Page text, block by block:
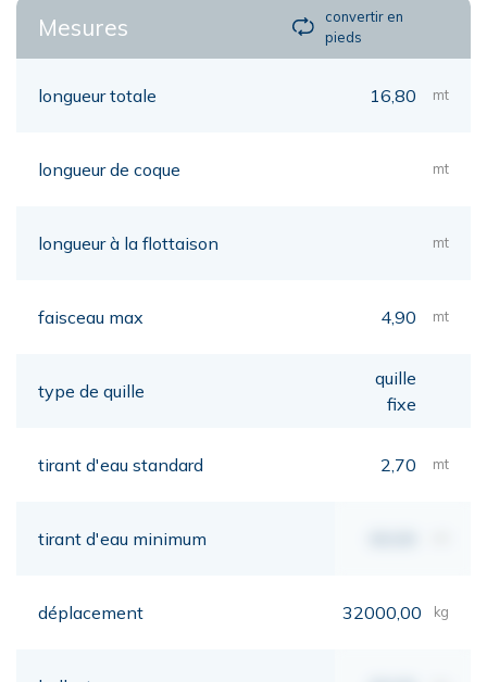
Mesures
convertir en
pieds
longueur totale 16,80 mt
longueur de coque mt
longueur à la flottaison mt
faisceau max 4,90 mt
type de quille
quille
fixe
tirant d'eau standard 2,70 mt
tirant d'eau minimum
déplacement 32000,00 kg